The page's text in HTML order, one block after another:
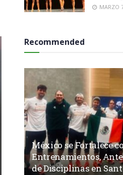
MARZO
Recommended
México se Fortalece
Entrenamientos,
de Disciplinas en